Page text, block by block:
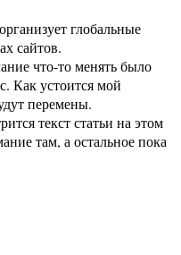
глобальные
сайтов.
что-то менять было
Как устоится мой
перемены.
текст статьи на этом
там, а остальное пока